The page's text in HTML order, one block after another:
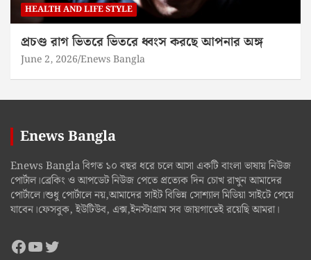
HEALTH AND LIFE STYLE
প্রচণ্ড রাগ ভিতরে ভিতরে ধ্বংস করছে আপনার অঙ্গ
June 2, 2026 Enews Bangla
Enews Bangla
Enews Bangla বিগত ১০ বছর ধরে চলে আসা একটি বাংলা ভাষায় নিউজ
পোর্টাল।ব্রেকিং ও আপডেট নিউজ পেতে প্রত্যেক দিন চোখ রাখুন আমাদের
পোর্টালে।শুধু পোর্টালে নয়,আমাদের সাইট বিভিন্ন সোশ্যাল মিডিয়া সাইটে পেয়ে
যাবেন।ফেসবুক, ইউটিউব, এক্স,ইনস্টাগ্রাম সব জায়গাতেই রয়েছি আমরা।
Facebook
YouTube
Twitter